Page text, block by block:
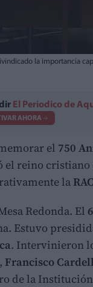
la importancia
El Periodico de
AHORA
el 750
el reino
la
Redonda. El
Estuvo
. Intervinieron
, Francisco
de la